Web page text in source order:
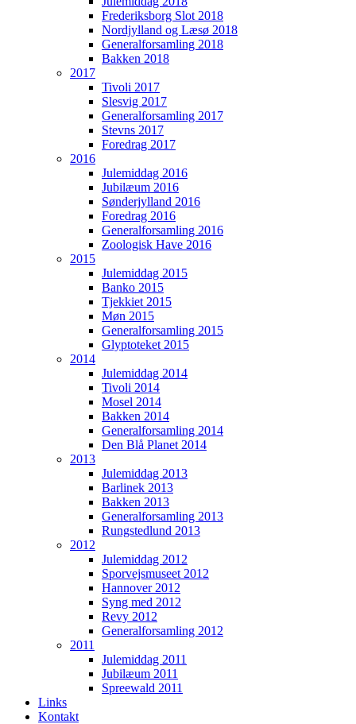
Frederiksborg Slot 2018
Nordjylland og Læsø 2018
Generalforsamling 2018
Bakken 2018
2017
Tivoli 2017
Slesvig 2017
Generalforsamling 2017
Stevns 2017
Foredrag 2017
2016
Julemiddag 2016
Jubilæum 2016
Sønderjylland 2016
Foredrag 2016
Generalforsamling 2016
Zoologisk Have 2016
2015
Julemiddag 2015
Banko 2015
Tjekkiet 2015
Møn 2015
Generalforsamling 2015
Glyptoteket 2015
2014
Julemiddag 2014
Tivoli 2014
Mosel 2014
Bakken 2014
Generalforsamling 2014
Den Blå Planet 2014
2013
Julemiddag 2013
Barlinek 2013
Bakken 2013
Generalforsamling 2013
Rungstedlund 2013
2012
Julemiddag 2012
Sporvejsmuseet 2012
Hannover 2012
Syng med 2012
Revy 2012
Generalforsamling 2012
2011
Julemiddag 2011
Jubilæum 2011
Spreewald 2011
Links
Kontakt